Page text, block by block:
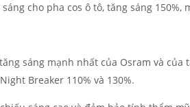
cho pha cos ô tô, tăng sáng 150%,
sáng mạnh nhất của Osram và của
Breaker 110% và 130%.